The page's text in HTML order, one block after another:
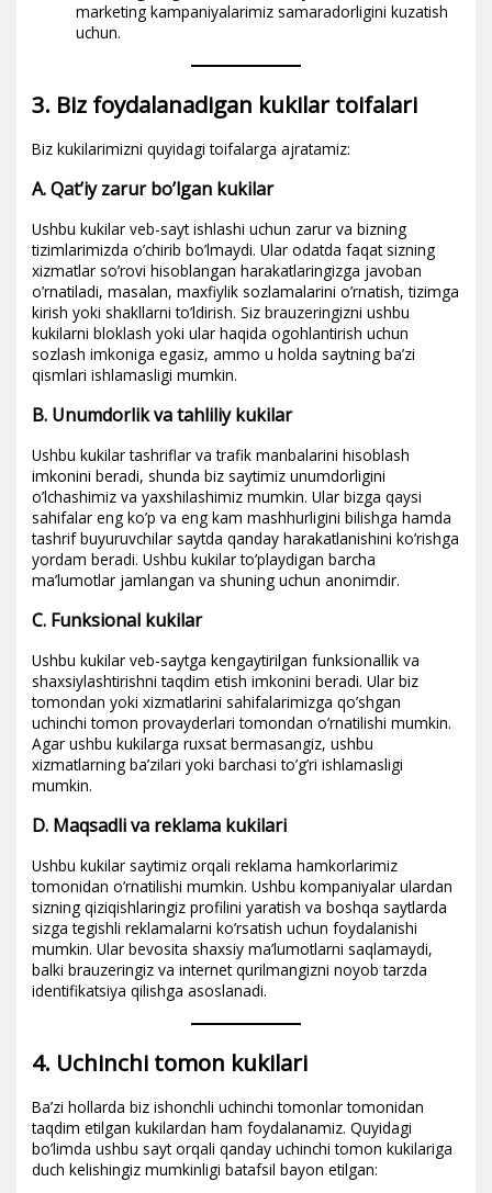
marketing kampaniyalarimiz samaradorligini kuzatish
uchun.
3. Biz foydalanadigan kukilar toifalari
Biz kukilarimizni quyidagi toifalarga ajratamiz:
A. Qat’iy zarur bo’lgan kukilar
Ushbu kukilar veb-sayt ishlashi uchun zarur va bizning
tizimlarimizda o’chirib bo’lmaydi. Ular odatda faqat sizning
xizmatlar so’rovi hisoblangan harakatlaringizga javoban
o’rnatiladi, masalan, maxfiylik sozlamalarini o’rnatish, tizimga
kirish yoki shakllarni to’ldirish. Siz brauzeringizni ushbu
kukilarni bloklash yoki ular haqida ogohlantirish uchun
sozlash imkoniga egasiz, ammo u holda saytning ba’zi
qismlari ishlamasligi mumkin.
B. Unumdorlik va tahliliy kukilar
Ushbu kukilar tashriflar va trafik manbalarini hisoblash
imkonini beradi, shunda biz saytimiz unumdorligini
o’lchashimiz va yaxshilashimiz mumkin. Ular bizga qaysi
sahifalar eng ko’p va eng kam mashhurligini bilishga hamda
tashrif buyuruvchilar saytda qanday harakatlanishini ko’rishga
yordam beradi. Ushbu kukilar to’playdigan barcha
ma’lumotlar jamlangan va shuning uchun anonimdir.
C. Funksional kukilar
Ushbu kukilar veb-saytga kengaytirilgan funksionallik va
shaxsiylashtirishni taqdim etish imkonini beradi. Ular biz
tomondan yoki xizmatlarini sahifalarimizga qo’shgan
uchinchi tomon provayderlari tomondan o’rnatilishi mumkin.
Agar ushbu kukilarga ruxsat bermasangiz, ushbu
xizmatlarning ba’zilari yoki barchasi to’g’ri ishlamasligi
mumkin.
D. Maqsadli va reklama kukilari
Ushbu kukilar saytimiz orqali reklama hamkorlarimiz
tomonidan o’rnatilishi mumkin. Ushbu kompaniyalar ulardan
sizning qiziqishlaringiz profilini yaratish va boshqa saytlarda
sizga tegishli reklamalarni ko’rsatish uchun foydalanishi
mumkin. Ular bevosita shaxsiy ma’lumotlarni saqlamaydi,
balki brauzeringiz va internet qurilmangizni noyob tarzda
identifikatsiya qilishga asoslanadi.
4. Uchinchi tomon kukilari
Ba’zi hollarda biz ishonchli uchinchi tomonlar tomonidan
taqdim etilgan kukilardan ham foydalanamiz. Quyidagi
bo’limda ushbu sayt orqali qanday uchinchi tomon kukilariga
duch kelishingiz mumkinligi batafsil bayon etilgan: